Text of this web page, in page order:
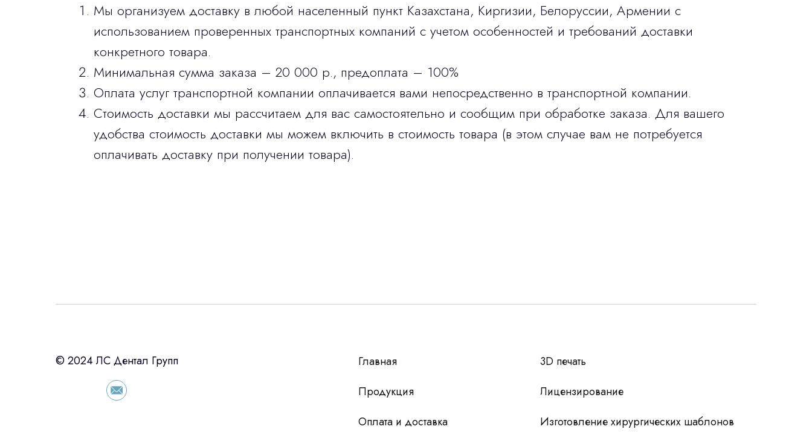
Мы организуем доставку в любой населенный пункт Казахстана, Киргизии, Белоруссии, Армении с
использованием проверенных транспортных компаний с учетом особенностей и требований доставки
конкретного товара.
Минимальная сумма заказа – 20 000 р., предоплата – 100%
Оплата услуг транспортной компании оплачивается вами непосредственно в транспортной компании.
Стоимость доставки мы рассчитаем для вас самостоятельно и сообщим при обработке заказа. Для вашего
удобства стоимость доставки мы можем включить в стоимость товара (в этом случае вам не потребуется
оплачивать доставку при получении товара).
Остались вопросы
с помощью нашего партнера ООО «Уралпромлизинг»
подберем выгодные условия по лизингу
оборудования, просто оставьте контакты чтобы мы
© 2024 ЛС Дентал Групп
Главная
Продукция
3D печать
Лицензирование
Изготовление хирургических шаблонов
Оплата и доставка